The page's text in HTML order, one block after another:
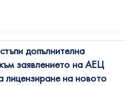
допълнителна
заявлението на АЕЦ
лицензиране на новото